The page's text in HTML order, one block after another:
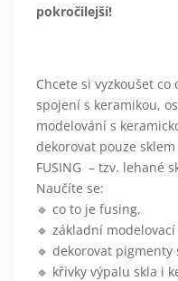
pokročilejší!
Chcete si vyzkoušet co
spojení s keramikou,
modelování s
dekorovat pouze
FUSING – tzv. lehané
Naučíte se:
🔹 co to je fusing,
🔹 základní
🔹 dekorovat
🔹 křivky výpalu skla i